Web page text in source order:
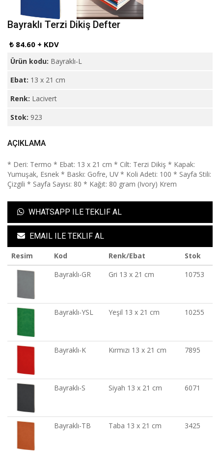
Bayraklı Terzi Dikiş Defter
₺ 84.60 + KDV
Ürün kodu: Bayraklı-L
Ebat: 13 x 21 cm
Renk: Lacivert
Stok: 923
AÇIKLAMA
* Deri: Termo * Ebat: 13 x 21 cm * Cilt: Terzi Dikiş * Kapak:
Yumuşak, Esnek * Baskı: Gofre, UV * Koli Adeti: 100 * Sayfa Stili:
Çizgili * Sayfa Sayısı: 80 * Kağıt: 80 gram (Ivory) Krem
WHATSAPP ILE TEKLIF AL
EMAIL ILE TEKLIF AL
Resim Kod Renk/Ebat
Stok
Bayraklı-GR
Gri 13 x 21 cm 10753
Bayraklı-YSL Yeşil 13 x 21 cm 10255
Bayraklı-K Kırmızı 13 x 21 cm 7895
Bayraklı-S Siyah 13 x 21 cm 6071
Bayraklı-TB Taba 13 x 21 cm 3425